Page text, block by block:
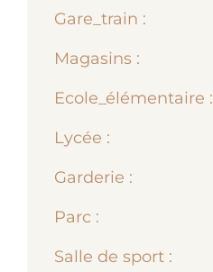
Gare_train :
Magasins :
Ecole_élémentaire :
Lycée :
Garderie :
Parc :
Salle de sport :